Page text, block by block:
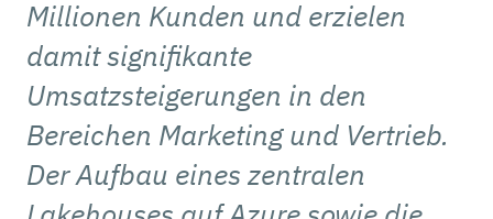
Millionen Kunden und erzielen
damit signifikante
Umsatzsteigerungen in den
Bereichen Marketing und Vertrieb.
Der Aufbau eines zentralen